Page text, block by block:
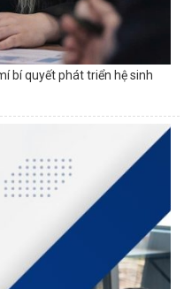
bí quyết phát triển hệ sinh